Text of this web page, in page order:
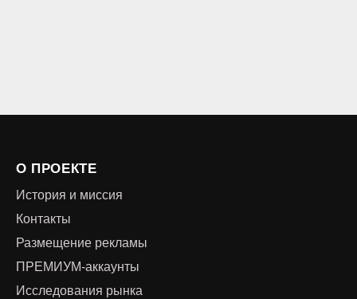
О ПРОЕКТЕ
История и миссия
Контакты
Размещение рекламы
ПРЕМИУМ-аккаунты
Исследования рынка